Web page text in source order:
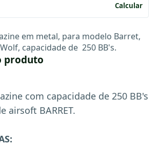
Calcular
em metal, para modelo Barret,
capacidade de 250 BB's.
produto
com capacidade de 250 BB's
airsoft BARRET.